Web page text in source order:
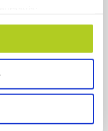
sijainnistasi,
käsitellään ja miten
vain
sikaruton